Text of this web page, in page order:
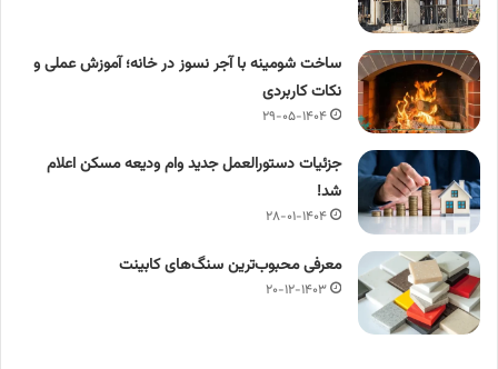
ساخت شومینه با آجر نسوز در خانه؛ آموزش عملی و
نکات کاربردی
۲۹-۰۵-۱۴۰۴
جزئیات دستورالعمل جدید وام ودیعه مسکن اعلام
شد!
۲۸-۰۱-۱۴۰۴
معرفی محبوب‌ترین سنگ‌های کابینت
۲۰-۱۲-۱۴۰۳